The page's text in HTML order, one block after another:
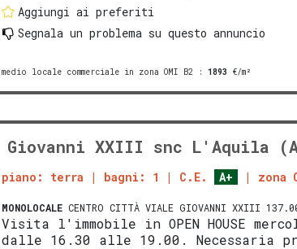
Aggiungi ai preferiti
Segnala un problema su questo annuncio
locale commerciale in zona OMI B2 : 1893 €/m²
Giovanni XXIII snc L'Aquila
piano: terra bagni: 1 C.E. A+ zona
MONOLOCALE CENTRO CITTÀ VIALE GIOVANNI XXIII
Visita l'immobile in OPEN HOUSE
dalle 16.30 alle 19.00. Necessaria